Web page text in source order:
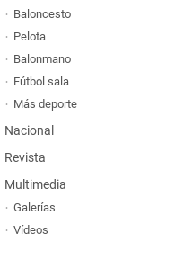
Baloncesto
Pelota
Balonmano
Fútbol sala
Más deporte
Nacional
Revista
Multimedia
Galerías
Vídeos